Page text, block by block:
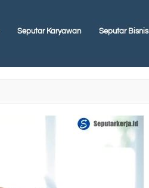
Seputar Karyawan Seputar Bisnis